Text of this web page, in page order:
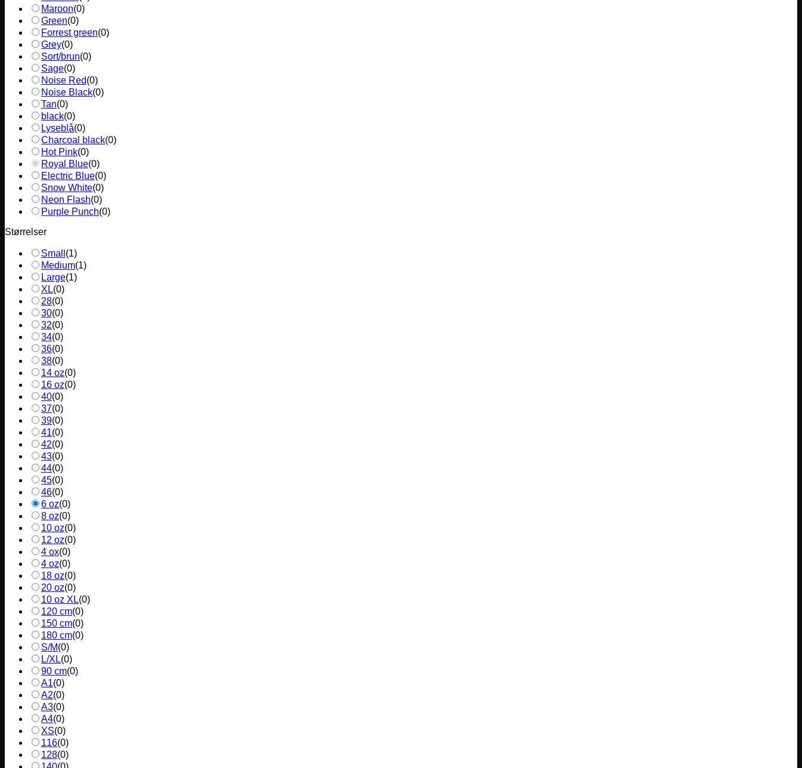
Maroon(0)
Green(0)
Forrest green(0)
Grey(0)
Sort/brun(0)
Sage(0)
Noise Red(0)
Noise Black(0)
Tan(0)
black(0)
Lyseblå(0)
Charcoal black(0)
Hot Pink(0)
Royal Blue(0)
Electric Blue(0)
Snow White(0)
Neon Flash(0)
Purple Punch(0)
Størrelser
Small (1)
Medium(1)
Large(1)
XL(0)
28(0)
30(0)
32(0)
34(0)
36(0)
38(0)
14 oz(0)
16 oz(0)
40(0)
37(0)
39(0)
41(0)
42(0)
43(0)
44(0)
45(0)
46(0)
6 oz(0)
8 oz(0)
10 oz(0)
12 oz(0)
4 ox(0)
4 oz(0)
18 oz(0)
20 oz(0)
10 oz XL(0)
120 cm(0)
150 cm(0)
180 cm(0)
S/M(0)
L/XL(0)
90 cm(0)
A1(0)
A2(0)
A3(0)
A4(0)
XS(0)
116(0)
128(0)